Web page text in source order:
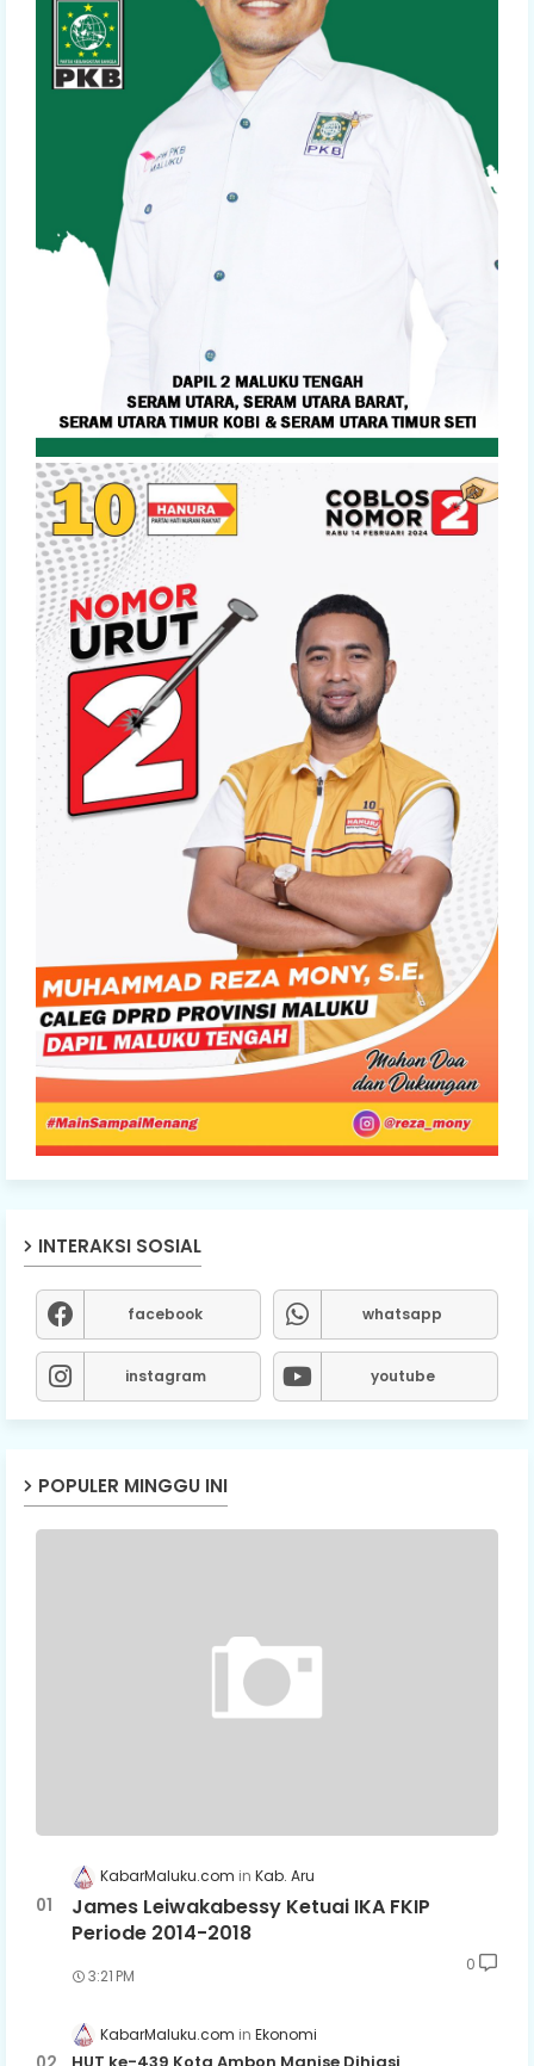
INTERAKSI SOSIAL
facebook whatsapp
instagram youtube
POPULER MINGGU INI
KabarMaluku.com Kab. Aru
James Leiwakabessy Ketuai IKA FKIP
Periode 2014-2018
3:21 PM
0
KabarMaluku.com Ekonomi